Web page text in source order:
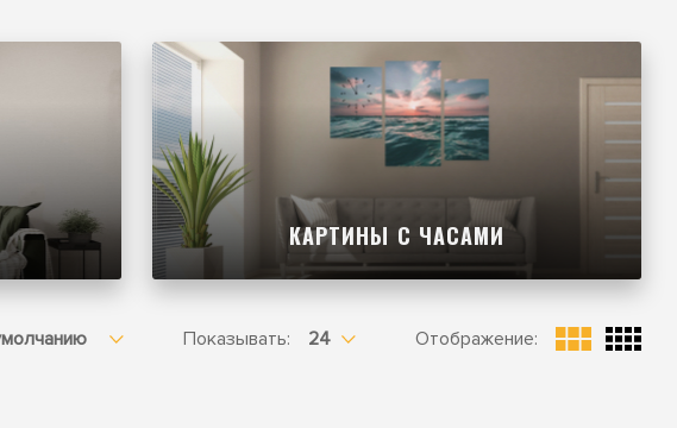
КАРТИНЫ С ЧАСАМИ
Показывать: Отображение: